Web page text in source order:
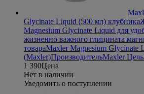
Glycinate Liquid (500 мл) клубника
Magnesium Glycinate Liquid для
жизненно важного глицината
товараMaxler Magnesium Glycinate
(Maxler)ПроизводительMaxler Цель
1 390Цена
Нет в наличии
Уведомить о поступлении